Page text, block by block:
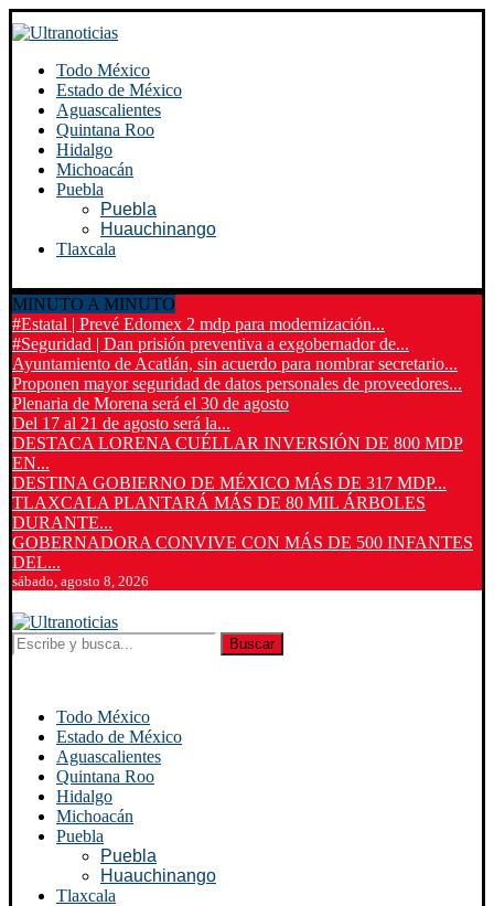
Todo México
Estado de México
Aguascalientes
Quintana Roo
Hidalgo
Michoacán
Puebla
Puebla
Huauchinango
Tlaxcala
MINUTO A MINUTO
#Estatal | Prevé Edomex 2 mdp para modernización...
#Seguridad | Dan prisión preventiva a exgobernador de...
Ayuntamiento de Acatlán, sin acuerdo para nombrar secretario...
Proponen mayor seguridad de datos personales de proveedores...
Plenaria de Morena será el 30 de agosto
Del 17 al 21 de agosto será la...
DESTACA LORENA CUÉLLAR INVERSIÓN DE 800 MDP
EN...
DESTINA GOBIERNO DE MÉXICO MÁS DE 317 MDP...
TLAXCALA PLANTARÁ MÁS DE 80 MIL ÁRBOLES
DURANTE...
GOBERNADORA CONVIVE CON MÁS DE 500 INFANTES
DEL...
sábado, agosto 8, 2026
Buscar
Todo México
Estado de México
Aguascalientes
Quintana Roo
Hidalgo
Michoacán
Puebla
Puebla
Huauchinango
Tlaxcala